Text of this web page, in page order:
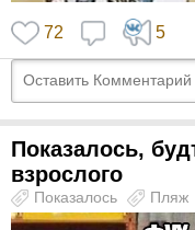
72 5
Показалось,
взрослого
Показалось Пляж